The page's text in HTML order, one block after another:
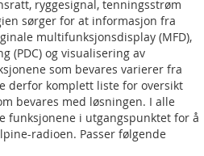
ryggesignal, tenningsstrøm
sørger for at informasjon fra
multifunksjonsdisplay (MFD),
(PDC) og visualisering av
som bevares varierer fra
derfor komplett liste for oversikt
bevares med løsningen. I alle
funksjonene i utgangspunktet for å
radioen. Passer følgende